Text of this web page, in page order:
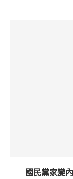
國民黨家變